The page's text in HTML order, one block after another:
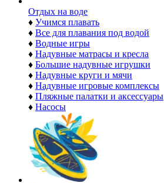
Отдых на воде
♦ Учимся плавать
♦ Все для плавания под водой
♦ Водные игры
♦ Надувные матрасы и кресла
♦ Большие надувные игрушки
♦ Надувные круги и мячи
♦ Надувные игровые комплексы
♦ Пляжные палатки и аксессуары
♦ Насосы